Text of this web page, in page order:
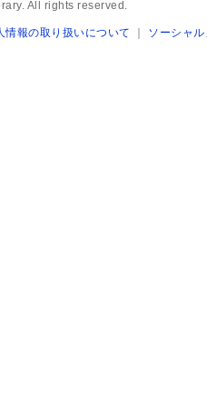
All rights reserved.
情報の取り扱いについて ｜ ソーシャ